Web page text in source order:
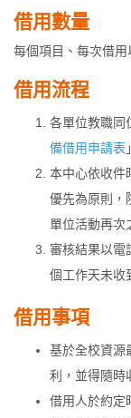
借用數量
每個項目、每次借用
借用流程
各單位教職同
備借用申請表
本中心依收件
優先為原則，
單位活動再次
審核結果以電
個工作天未收
借用事項
基於全校資源
利，並得隨時
借用人於約定